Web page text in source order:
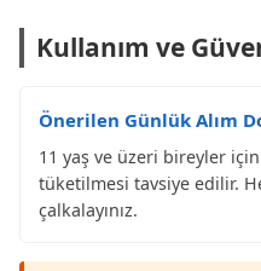
Kullanım ve
Önerilen Günlük Alım
11 yaş ve üzeri bireyler
tüketilmesi tavsiye edilir.
çalkalayınız.